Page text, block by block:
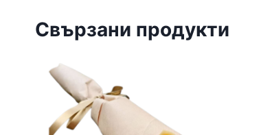
Свързани продукти